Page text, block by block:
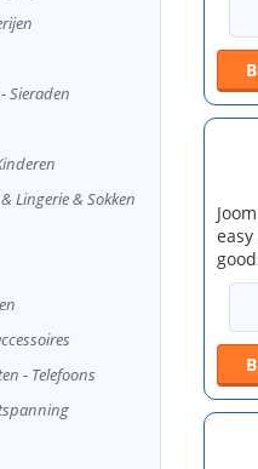
Sieraden
Lingerie & Sokken
- Telefoons